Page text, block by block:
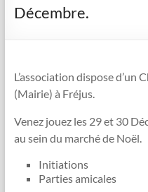
Décembre.
L’association dispose d’un
(Mairie) à Fréjus.
Venez jouez les 29 et 30
au sein du marché de Noël.
Initiations
Parties amicales